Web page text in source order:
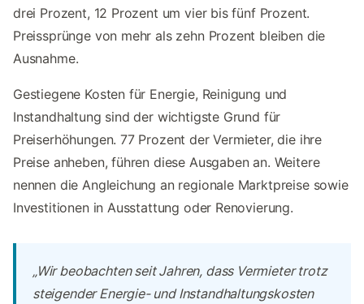
drei Prozent, 12 Prozent um vier bis fünf Prozent.
Preissprünge von mehr als zehn Prozent bleiben die
Ausnahme.
Gestiegene Kosten für Energie, Reinigung und
Instandhaltung sind der wichtigste Grund für
Preiserhöhungen. 77 Prozent der Vermieter, die ihre
Preise anheben, führen diese Ausgaben an. Weitere
nennen die Angleichung an regionale Marktpreise sowie
Investitionen in Ausstattung oder Renovierung.
„Wir beobachten seit Jahren, dass Vermieter trotz
steigender Energie- und Instandhaltungskosten